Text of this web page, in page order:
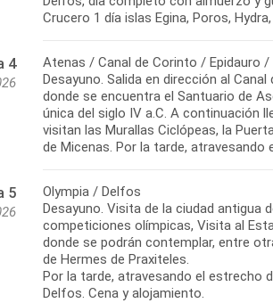
Crucero 1 día islas Egina, Poros,
4
Atenas / Canal de Corinto / Epidauro /
Desayuno. Salida en dirección al
donde se encuentra el Santuario de
única del siglo IV a.C. A continuación
visitan las Murallas Ciclópeas, la
de Micenas. Por la tarde, atravesando
5
Olympia / Delfos
Desayuno. Visita de la ciudad antigua
competiciones olímpicas, Visita al
donde se podrán contemplar, entre
de Hermes de Praxiteles.
Por la tarde, atravesando el estrecho
Delfos. Cena y alojamiento.